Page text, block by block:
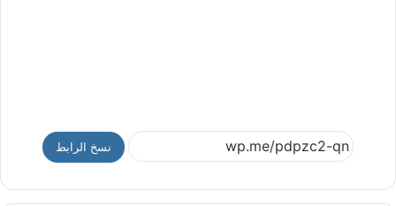
نسخ الرابط